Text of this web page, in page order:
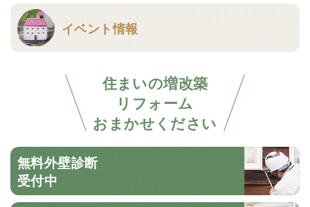
イベント情報
住まいの増改築
リフォーム
おまかせください
無料外壁診断
受付中